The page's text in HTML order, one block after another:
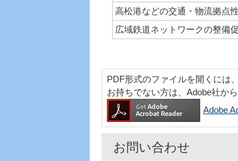
高松港などの交通・物流拠点
広域鉄道ネットワークの整備
PDF形式のファイルを開くには
お持ちでない方は、Adobe社か
Adobe
お問い合わせ